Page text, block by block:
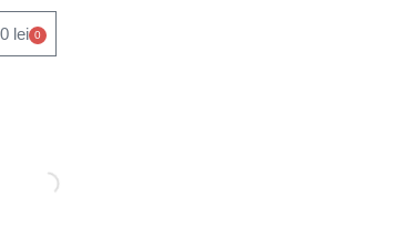
lei 0
Cart